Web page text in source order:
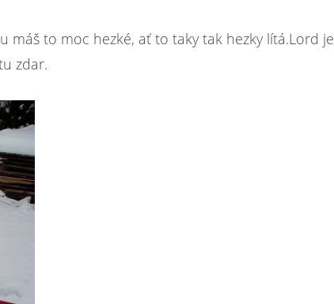
máš to moc hezké, ať to taky tak hezky lítá.Lord je
zdar.